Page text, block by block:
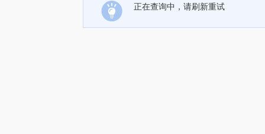
正在查询中，请刷新重试